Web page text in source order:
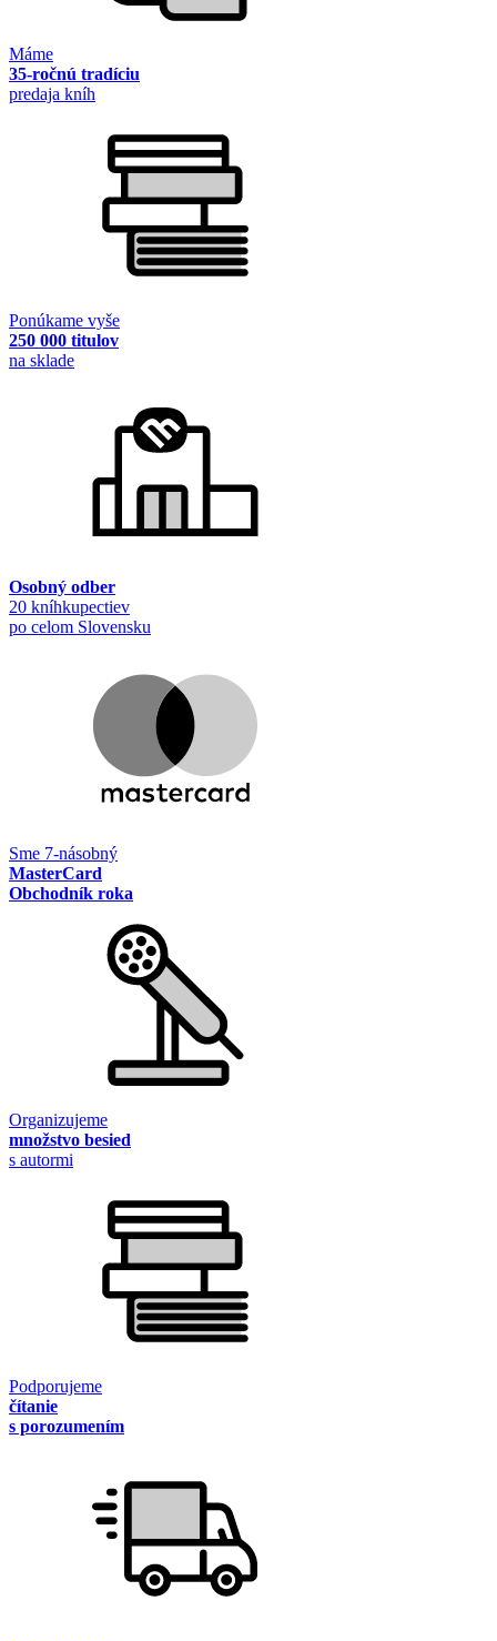
Máme
35-ročnú tradíciu
predaja kníh
Ponúkame vyše
250 000 titulov
na sklade
Osobný odber
20 kníhkupectiev
po celom Slovensku
Sme 7-násobný
MasterCard
Obchodník roka
Organizujeme
množstvo besied
s autormi
Podporujeme
čítanie
s porozumením